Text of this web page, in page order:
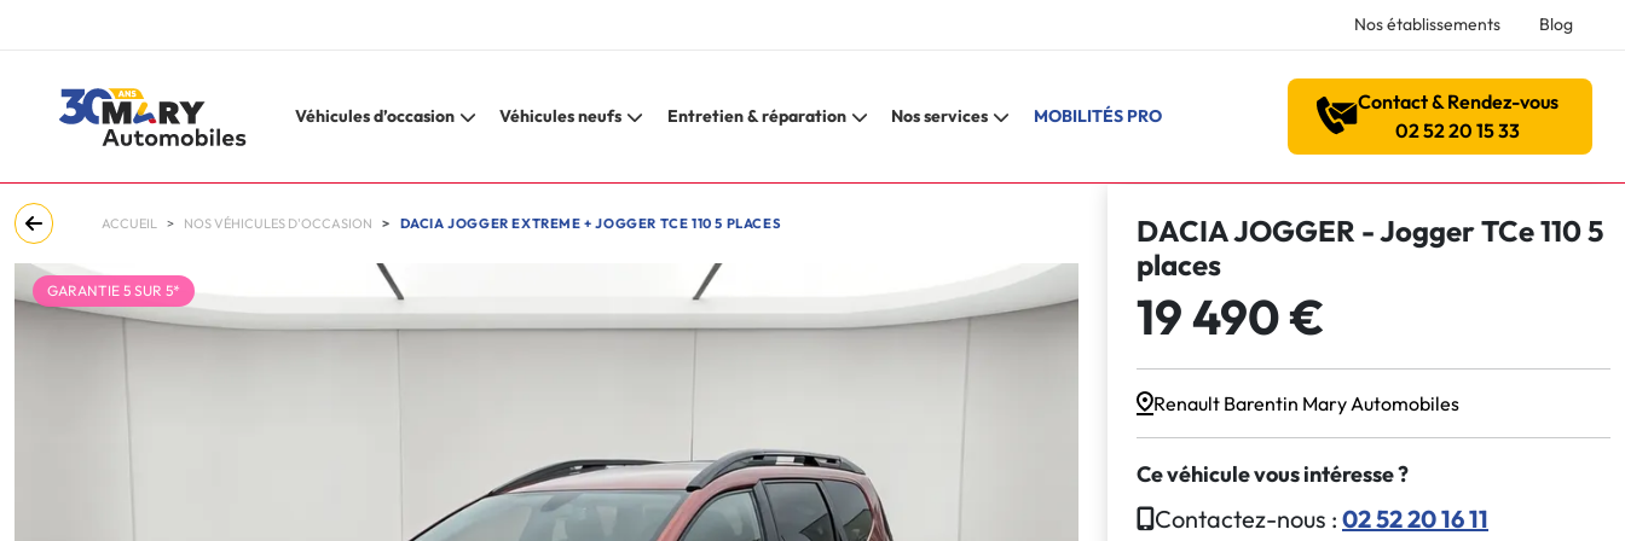
Nos établissements Blog
Véhicules d’occasion Véhicules neufs Entretien & réparation Nos services MOBILITÉS PRO
Contact & Rendez-vous
02 52 20 15 33
ACCUEIL NOS VÉHICULES D'OCCASION DACIA JOGGER EXTREME + JOGGER TCE 110 5 PLACES
GARANTIE 5 SUR 5*
DACIA JOGGER - Jogger TCe 110 5
places
19 490 €
Renault Barentin Mary Automobiles
Ce véhicule vous intéresse ?
Contactez-nous : 02 52 20 16 11